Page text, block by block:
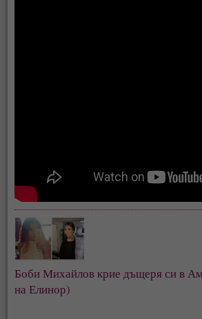
Боби Михайлов крие дъщеря си в
на Елинор)